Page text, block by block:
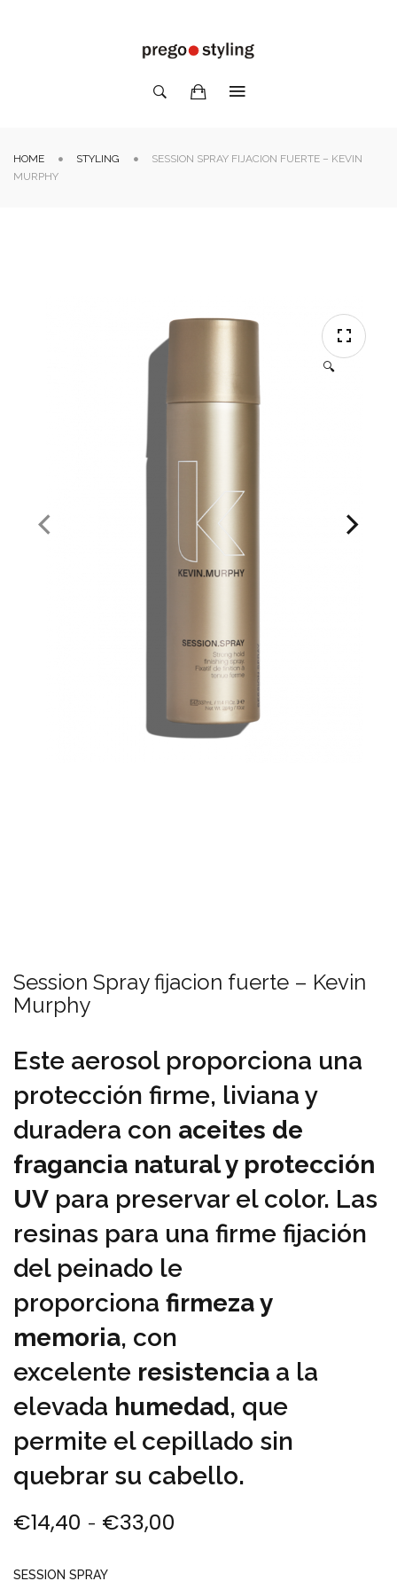
HOME STYLING
SESSION SPRAY FIJACION FUERTE – KEVIN
MURPHY
🔍
Session Spray fijacion fuerte – Kevin
Murphy
Este aerosol proporciona una
protección firme, liviana y
duradera con aceites de
fragancia natural y protección
UV para preservar el color. Las
resinas para una firme fijación
del peinado le
proporciona firmeza y
memoria, con
excelente resistencia a la
elevada humedad, que
permite el cepillado sin
quebrar su cabello.
€14,40 - €33,00
SESSION SPRAY